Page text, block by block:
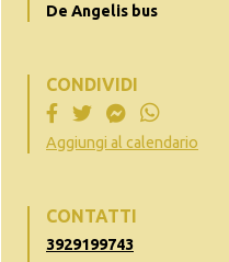
De Angelis bus
CONDIVIDI
Aggiungi al calendario
CONTATTI
3929199743